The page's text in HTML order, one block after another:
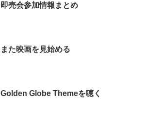
即売会参加情報まとめ
また映画を見始める
Golden Globe Themeを聴く